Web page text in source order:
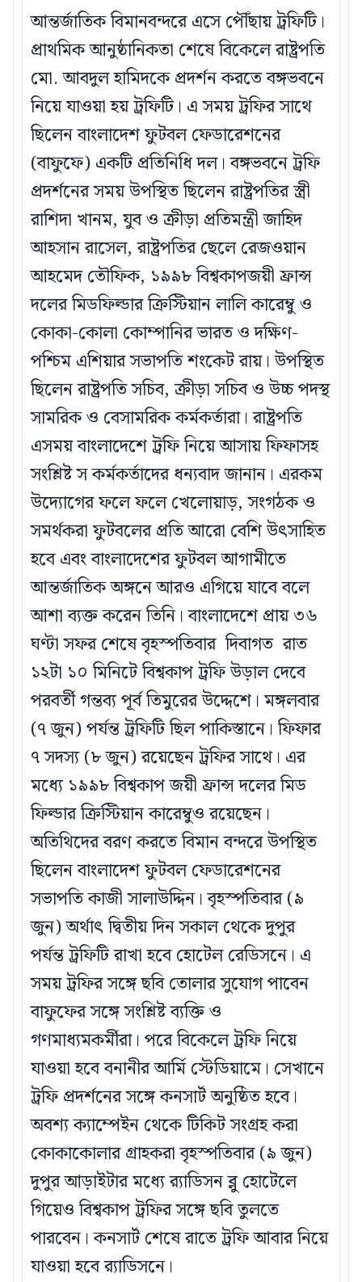
আন্তর্জাতিক বিমানবন্দরে এসে পৌঁছায় ট্রফিটি।
প্রাথমিক আনুষ্ঠানিকতা শেষে বিকেলে রাষ্ট্রপতি
মো. আবদুল হামিদকে প্রদর্শন করতে বঙ্গভবনে
নিয়ে যাওয়া হয় ট্রফিটি। এ সময় ট্রফির সাথে
ছিলেন বাংলাদেশ ফুটবল ফেডারেশনের
(বাফুফে) একটি প্রতিনিধি দল। বঙ্গভবনে ট্রফি
প্রদর্শনের সময় উপস্থিত ছিলেন রাষ্ট্রপতির স্ত্রী
রাশিদা খানম, যুব ও ক্রীড়া প্রতিমন্ত্রী জাহিদ
আহসান রাসেল, রাষ্ট্রপতির ছেলে রেজওয়ান
আহমেদ তৌফিক, ১৯৯৮ বিশ্বকাপজয়ী ফ্রান্স
দলের মিডফিল্ডার ক্রিস্টিয়ান লালি কারেম্বু ও
কোকা-কোলা কোম্পানির ভারত ও দক্ষিণ-
পশ্চিম এশিয়ার সভাপতি শংকেট রায়। উপস্থিত
ছিলেন রাষ্ট্রপতি সচিব, ক্রীড়া সচিব ও উচ্চ পদস্থ
সামরিক ও বেসামরিক কর্মকর্তারা। রাষ্ট্রপতি
এসময় বাংলাদেশে ট্রফি নিয়ে আসায় ফিফাসহ
সংশ্লিষ্ট স কর্মকর্তাদের ধন্যবাদ জানান। এরকম
উদ্যোগের ফলে ফলে খেলোয়াড়, সংগঠক ও
সমর্থকরা ফুটবলের প্রতি আরো বেশি উৎসাহিত
হবে এবং বাংলাদেশের ফুটবল আগামীতে
আন্তর্জাতিক অঙ্গনে আরও এগিয়ে যাবে বলে
আশা ব্যক্ত করেন তিনি। বাংলাদেশে প্রায় ৩৬
ঘণ্টা সফর শেষে বৃহস্পতিবার দিবাগত রাত
১২টা ১০ মিনিটে বিশ্বকাপ ট্রফি উড়াল দেবে
পরবর্তী গন্তব্য পূর্ব তিমুরের উদ্দেশে। মঙ্গলবার
(৭ জুন) পর্যন্ত ট্রফিটি ছিল পাকিস্তানে। ফিফার
৭ সদস্য (৮ জুন) রয়েছেন ট্রফির সাথে। এর
মধ্যে ১৯৯৮ বিশ্বকাপ জয়ী ফ্রান্স দলের মিড
ফিল্ডার ক্রিস্টিয়ান কারেম্বুও রয়েছেন।
অতিথিদের বরণ করতে বিমান বন্দরে উপস্থিত
ছিলেন বাংলাদেশ ফুটবল ফেডারেশনের
সভাপতি কাজী সালাউদ্দিন। বৃহস্পতিবার (৯
জুন) অর্থাৎ দ্বিতীয় দিন সকাল থেকে দুপুর
পর্যন্ত ট্রফিটি রাখা হবে হোটেল রেডিসনে। এ
সময় ট্রফির সঙ্গে ছবি তোলার সুযোগ পাবেন
বাফুফের সঙ্গে সংশ্লিষ্ট ব্যক্তি ও
গণমাধ্যমকর্মীরা। পরে বিকেলে ট্রফি নিয়ে
যাওয়া হবে বনানীর আর্মি স্টেডিয়ামে। সেখানে
ট্রফি প্রদর্শনের সঙ্গে কনসার্ট অনুষ্ঠিত হবে।
অবশ্য ক্যাম্পেইন থেকে টিকিট সংগ্রহ করা
কোকাকোলার গ্রাহকরা বৃহস্পতিবার (৯ জুন)
দুপুর আড়াইটার মধ্যে র‍্যাডিসন ব্লু হোটেলে
গিয়েও বিশ্বকাপ ট্রফির সঙ্গে ছবি তুলতে
পারবেন। কনসার্ট শেষে রাতে ট্রফি আবার নিয়ে
যাওয়া হবে র‍্যাডিসনে।